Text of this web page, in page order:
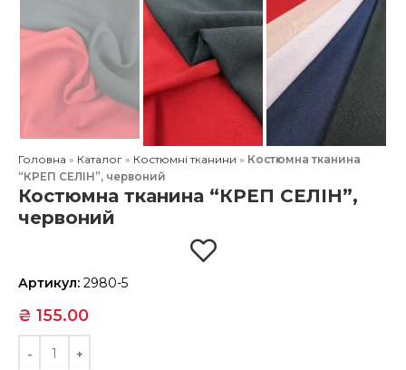
Головна » Каталог » Костюмні тканини » Костюмна тканина
“КРЕП СЕЛІН”, червоний
Костюмна тканина “КРЕП СЕЛІН”,
червоний
Артикул:2980-5
₴ 155.00